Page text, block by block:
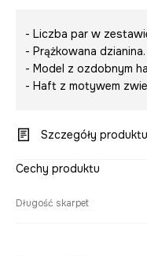
- Liczba par w
- Prążkowana dzianina.
- Model z ozdobnym
- Haft z motywem
Szczegóły produktu
Cechy produktu
Długość skarpet